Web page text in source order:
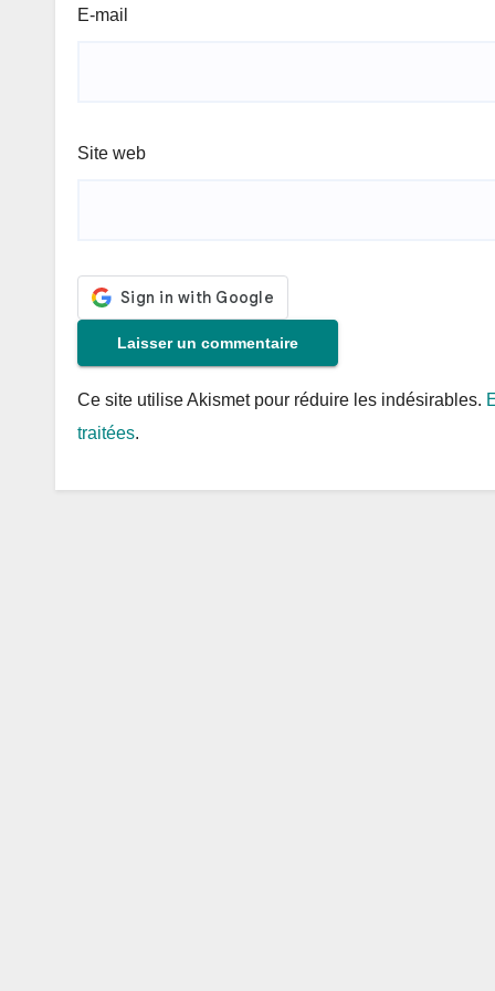
E-mail
Site web
Ce site utilise Akismet pour réduire les indésirables.
traitées.